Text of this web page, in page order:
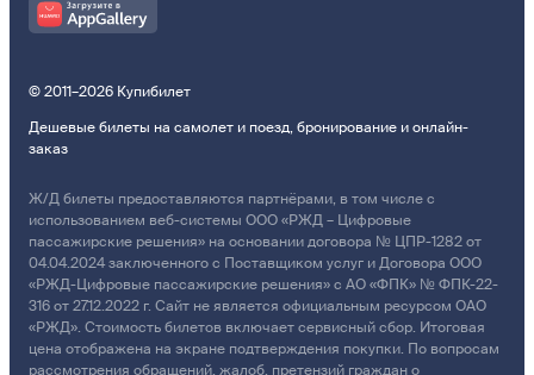
© 2011–2026 Купибилет
Дешевые билеты на самолет и поезд, бронирование и онлайн-
заказ
Ж/Д билеты предоставляются партнёрами, в том числе с
использованием веб-системы ООО «РЖД – Цифровые
пассажирские решения» на основании договора № ЦПР-1282 от
04.04.2024 заключенного с Поставщиком услуг и Договора ООО
«РЖД-Цифровые пассажирские решения» с АО «ФПК» № ФПК-22-
316 от 27.12.2022 г. Сайт не является официальным ресурсом ОАО
«РЖД». Стоимость билетов включает сервисный сбор. Итоговая
цена отображена на экране подтверждения покупки. По вопросам
рассмотрения обращений, жалоб, претензий граждан о